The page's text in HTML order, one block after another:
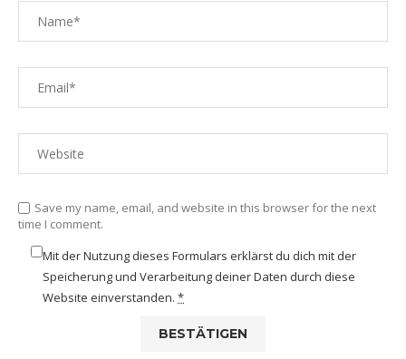
Save my name, email, and website in this browser for the next
time I comment.
Mit der Nutzung dieses Formulars erklärst du dich mit der
Speicherung und Verarbeitung deiner Daten durch diese
Website einverstanden. *